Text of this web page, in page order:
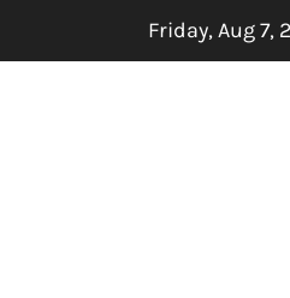
एंटी क्राइम समाज सुरक्षा सेल पंजाब ने मोहम्मद
Friday, Aug 7,